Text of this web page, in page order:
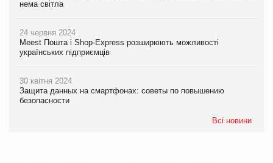
нема світла
24 червня 2024
Meest Пошта і Shop-Express розширюють можливості
українських підприємців
30 квітня 2024
Защита данных на смартфонах: советы по повышению
безопасности
Всі новини